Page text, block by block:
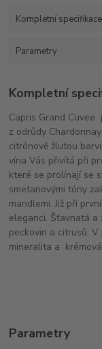
Kompletní specifikace
Parametry
Kompletní
Capris Grand Cuvee
z odrůdy
citrónově žlutou
vína Vás přivítá při
které se prolínají se
smetanovými tóny
mandlemi. Již při
eleganci. Šťavnatá a
peckovin a citrusů.
mineralita a
Parametry